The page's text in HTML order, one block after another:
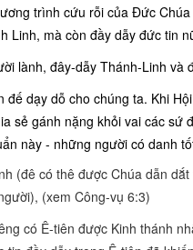
trình cứu rỗi của Đức
Linh, mà còn đầy dẫy đức tin
lành, đây-dẫy Thánh-Linh và
đế dạy dỗ cho chúng ta. Khi
sẻ gánh nặng khỏi vai các
này - những người có danh
(đê có thê được Chúa dẫn
(xem Công-vụ 6:3)
có Ê-tiên được Kinh thánh